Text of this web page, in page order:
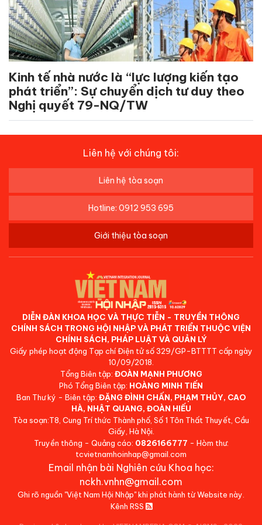
Kinh tế nhà nước là “lực lượng kiến tạo
phát triển”: Sự chuyển dịch tư duy theo
Nghị quyết 79-NQ/TW
Liên hệ với chúng tôi:
Liên hệ tòa soạn
Hotline: 0912 953 695
Giới thiệu tòa soạn
DIỄN ĐÀN KHOA HỌC VÀ THỰC TIỄN - TRUYỀN THÔNG
CHÍNH SÁCH TRONG HỘI NHẬP VÀ PHÁT TRIỂN THUỘC VIỆN
CHÍNH SÁCH, PHÁP LUẬT VÀ QUẢN LÝ
Giấy phép hoạt động Tạp chí Điện tử số 329/GP-BTTTT cấp ngày
10/09/2018.
Tổng Biên tập: ĐOÀN MẠNH PHƯƠNG
Phó Tổng Biên tập: HOÀNG MINH TIẾN
Ban Thư ký - Biên tập: ĐẶNG ĐÌNH CHẤN, PHẠM THỦY, CAO
HÀ, NHẬT QUANG, ĐOÀN HIẾU
Tòa soạn:T8, Cung Trí thức Thành phố, Số 1 Tôn Thất Thuyết, Cầu
Giấy, Hà Nội.
Truyền thông - Quảng cáo: 0826166777 - Hòm thư:
tcvietnamhoinhap@gmail.com
Email nhận bài Nghiên cứu Khoa học:
nckh.vnhn@gmail.com
Ghi rõ nguồn "Việt Nam Hội Nhập" khi phát hành từ Website này.
Kênh RSS